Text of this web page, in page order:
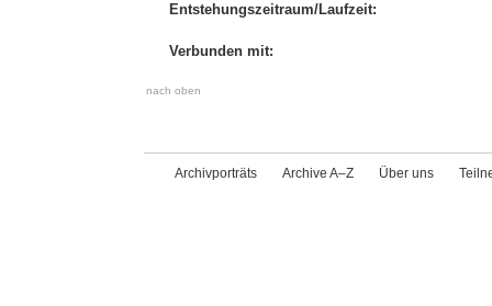
Entstehungszeitraum/Laufzeit:
Verbunden mit:
nach oben
Archivporträts Archive A–Z Über uns